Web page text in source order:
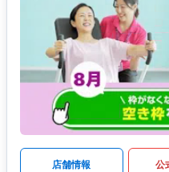
店舗情報 公